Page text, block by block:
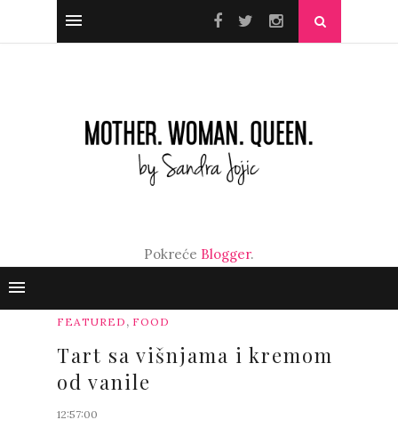
Pokreće Blogger.
FEATURED , FOOD
Tart sa višnjama i kremom
od vanile
12:57:00